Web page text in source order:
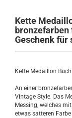
Kette
Geschenk für
Kette Medaillon
An einer
Vintage Style. Das
Messing, welches
etwas satteren